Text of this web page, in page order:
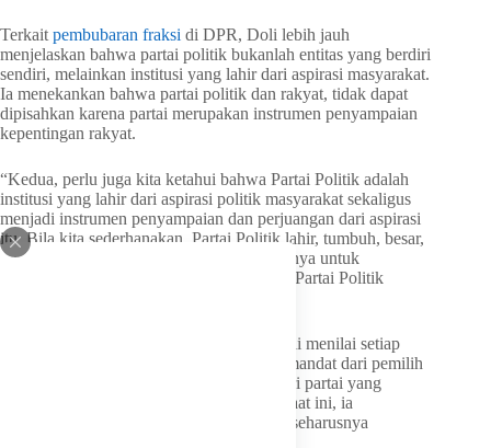
Terkait pembubaran fraksi di DPR, Doli lebih jauh
menjelaskan bahwa partai politik bukanlah entitas yang berdiri
sendiri, melainkan institusi yang lahir dari aspirasi masyarakat.
Ia menekankan bahwa partai politik dan rakyat, tidak dapat
dipisahkan karena partai merupakan instrumen penyampaian
kepentingan rakyat.
“Kedua, perlu juga kita ketahui bahwa Partai Politik adalah
institusi yang lahir dari aspirasi politik masyarakat sekaligus
menjadi instrumen penyampaian dan perjuangan dari aspirasi
itu. Bila kita sederhanakan, Partai Politik lahir, tumbuh, besar,
serta perjuangannya berbasis dan orientasinya untuk
kepentingan rakyat. Jadi antara rakyat dan Partai Politik
Terkait peran individu anggota dewan, Doli menilai setiap
legislator membawa mandat ganda yakni mandat dari pemilih
di daerah pemilihan (dapil) dan mandat dari partai yang
mencalonkannya. Dengan sistem pemilu saat ini, ia
menganggap kedua aspirasi tersebut tidak seharusnya